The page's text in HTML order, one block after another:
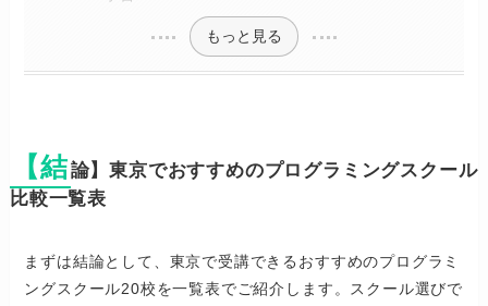
もっと見る
【結論】東京でおすすめのプログラミングスクール
比較一覧表
まずは結論として、東京で受講できるおすすめのプログラミ
ングスクール20校を一覧表でご紹介します。スクール選びで